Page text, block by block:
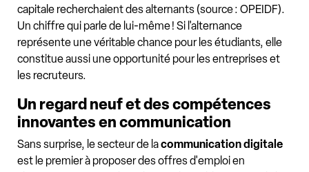
capitale recherchaient des alternants (source : OPEIDF).
Un chiffre qui parle de lui-même ! Si l'alternance
représente une véritable chance pour les étudiants, elle
constitue aussi une opportunité pour les entreprises et
les recruteurs.
Un regard neuf et des compétences
innovantes en communication
Sans surprise, le secteur de lacommunication digitale
est le premier à proposer des offres d'emploi en